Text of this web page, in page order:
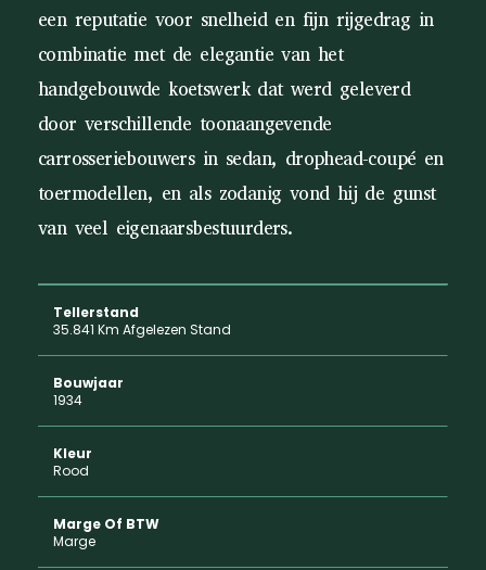
een reputatie voor snelheid en fijn rijgedrag in
combinatie met de elegantie van het
handgebouwde koetswerk dat werd geleverd
door verschillende toonaangevende
carrosseriebouwers in sedan, drophead-coupé en
toermodellen, en als zodanig vond hij de gunst
van veel eigenaarsbestuurders.
Tellerstand
35.841 Km Afgelezen Stand
Bouwjaar
1934
Kleur
Rood
Marge Of BTW
Marge